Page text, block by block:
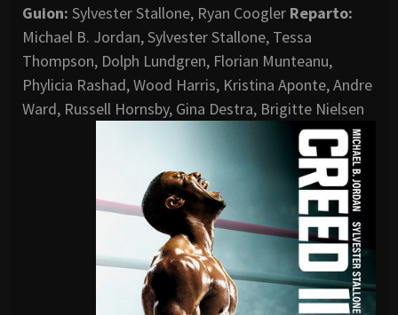
Guion: Sylvester Stallone, Ryan Coogler Reparto:
Michael B. Jordan, Sylvester Stallone, Tessa
Thompson, Dolph Lundgren, Florian Munteanu,
Phylicia Rashad, Wood Harris, Kristina Aponte, Andre
Ward, Russell Hornsby, Gina Destra, Brigitte Nielsen